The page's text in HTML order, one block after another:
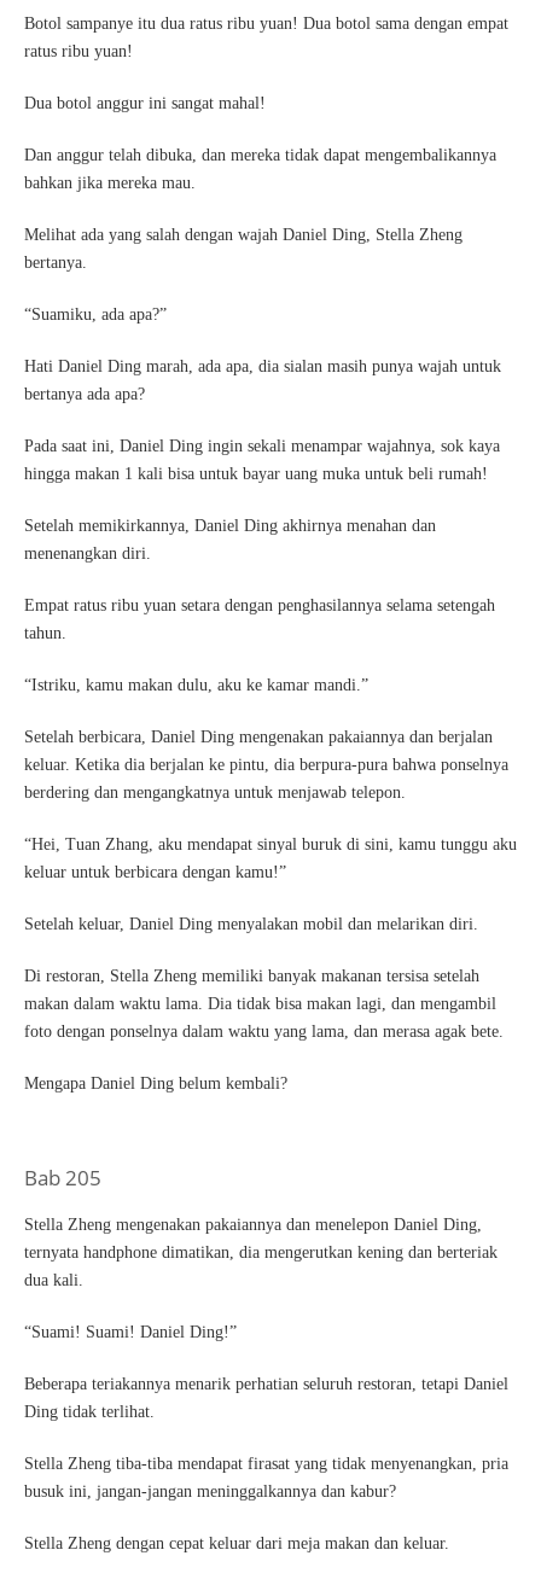
Botol sampanye itu dua ratus ribu yuan! Dua botol sama dengan empat
ratus ribu yuan!
Dua botol anggur ini sangat mahal!
Dan anggur telah dibuka, dan mereka tidak dapat mengembalikannya
bahkan jika mereka mau.
Melihat ada yang salah dengan wajah Daniel Ding, Stella Zheng
bertanya.
“Suamiku, ada apa?”
Hati Daniel Ding marah, ada apa, dia sialan masih punya wajah untuk
bertanya ada apa?
Pada saat ini, Daniel Ding ingin sekali menampar wajahnya, sok kaya
hingga makan 1 kali bisa untuk bayar uang muka untuk beli rumah!
Setelah memikirkannya, Daniel Ding akhirnya menahan dan
menenangkan diri.
Empat ratus ribu yuan setara dengan penghasilannya selama setengah
tahun.
“Istriku, kamu makan dulu, aku ke kamar mandi.”
Setelah berbicara, Daniel Ding mengenakan pakaiannya dan berjalan
keluar. Ketika dia berjalan ke pintu, dia berpura-pura bahwa ponselnya
berdering dan mengangkatnya untuk menjawab telepon.
“Hei, Tuan Zhang, aku mendapat sinyal buruk di sini, kamu tunggu aku
keluar untuk berbicara dengan kamu!”
Setelah keluar, Daniel Ding menyalakan mobil dan melarikan diri.
Di restoran, Stella Zheng memiliki banyak makanan tersisa setelah
makan dalam waktu lama. Dia tidak bisa makan lagi, dan mengambil
foto dengan ponselnya dalam waktu yang lama, dan merasa agak bete.
Mengapa Daniel Ding belum kembali?
Bab 205
Stella Zheng mengenakan pakaiannya dan menelepon Daniel Ding,
ternyata handphone dimatikan, dia mengerutkan kening dan berteriak
dua kali.
“Suami! Suami! Daniel Ding!”
Beberapa teriakannya menarik perhatian seluruh restoran, tetapi Daniel
Ding tidak terlihat.
Stella Zheng tiba-tiba mendapat firasat yang tidak menyenangkan, pria
busuk ini, jangan-jangan meninggalkannya dan kabur?
Stella Zheng dengan cepat keluar dari meja makan dan keluar.